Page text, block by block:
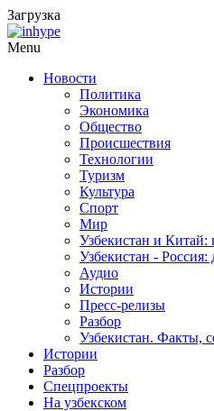
Загрузка
Menu
Новости
Политика
Экономика
Общество
Происшествия
Технологии
Туризм
Культура
Спорт
Мир
Узбекистан и Китай:
Узбекистан - Россия:
Аудио
Истории
Пресс-релизы
Разбор
Узбекистан. Факты,
Истории
Разбор
Спецпроекты
На узбекском